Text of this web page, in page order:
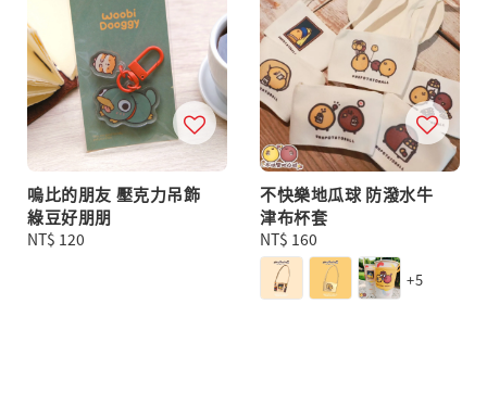
嗚比的朋友 壓克力吊飾
綠豆好朋朋
Regular
NT$ 120
不快樂地瓜球 防潑水牛
津布杯套
Regular
price
NT$ 160
+5